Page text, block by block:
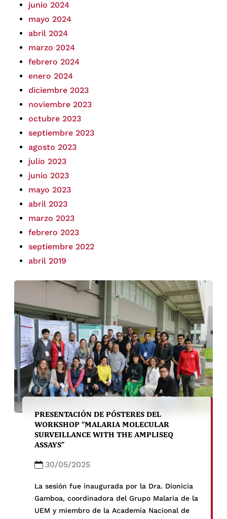
junio 2024
mayo 2024
abril 2024
marzo 2024
febrero 2024
enero 2024
diciembre 2023
noviembre 2023
octubre 2023
septiembre 2023
agosto 2023
julio 2023
junio 2023
mayo 2023
abril 2023
marzo 2023
febrero 2023
septiembre 2022
abril 2019
PRESENTACIÓN DE PÓSTERES DEL
WORKSHOP “MALARIA MOLECULAR
SURVEILLANCE WITH THE AMPLISEQ
ASSAYS”
30/05/2025
La sesión fue inaugurada por la Dra. Dionicia
Gamboa, coordinadora del Grupo Malaria de la
UEM y miembro de la Academia Nacional de